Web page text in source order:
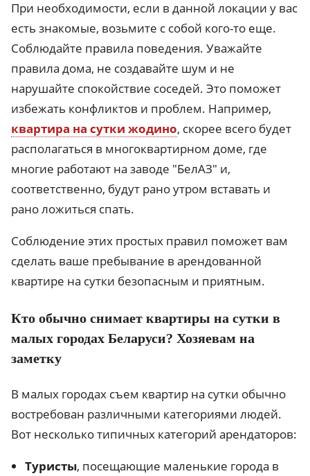
При необходимости, если в данной локации у вас
есть знакомые, возьмите с собой кого-то еще.
Соблюдайте правила поведения. Уважайте
правила дома, не создавайте шум и не
нарушайте спокойствие соседей. Это поможет
избежать конфликтов и проблем. Например,
квартира на сутки жодино, скорее всего будет
располагаться в многоквартирном доме, где
многие работают на заводе "БелАЗ" и,
соответственно, будут рано утром вставать и
рано ложиться спать.
Соблюдение этих простых правил поможет вам
сделать ваше пребывание в арендованной
квартире на сутки безопасным и приятным.
Кто обычно снимает квартиры на сутки в
малых городах Беларуси? Хозяевам на
заметку
В малых городах съем квартир на сутки обычно
востребован различными категориями людей.
Вот несколько типичных категорий арендаторов:
Туристы, посещающие маленькие города в